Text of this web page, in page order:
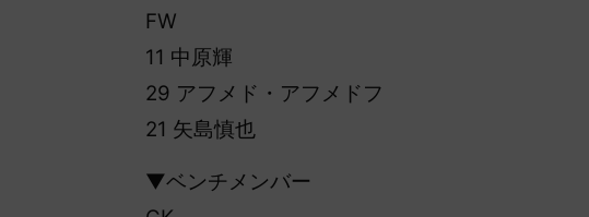
FW
11 中原輝
29 アフメド・アフメドフ
21 矢島慎也
▼ベンチメンバー